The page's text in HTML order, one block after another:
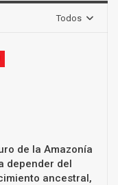
Todos
de la Amazonía
depender del
ancestral,